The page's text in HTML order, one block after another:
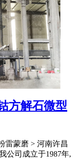
方解石微型
雷蒙磨 > 河南许昌
公司成立于1987年,